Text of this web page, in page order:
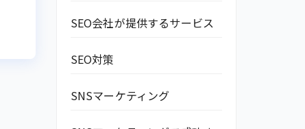
SEO会社が提供するサービス
SEO対策
SNSマーケティング